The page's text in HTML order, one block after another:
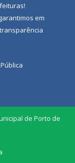
!
em
de Porto de